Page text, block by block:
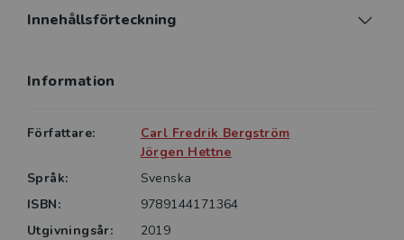
För att underlätta förståelsen och göra det enklare
dessutom, tillsammans med andra nyckelord, samlade
fullständig redovisning av EU:s primärrätt, inklusive
alla viktiga protokoll till EU-fördragen samt
Europeiska konventionen om de mänskliga
rättigheterna, finns i EU:s grundfördrag och annan
primärrätt som ges ut av Studentlitteratur.
Innehållsförteckning
Information
Författare:
Carl Fredrik Bergström
Jörgen Hettne
Språk:
Svenska
ISBN:
9789144171364
Utgivningsår:
2019